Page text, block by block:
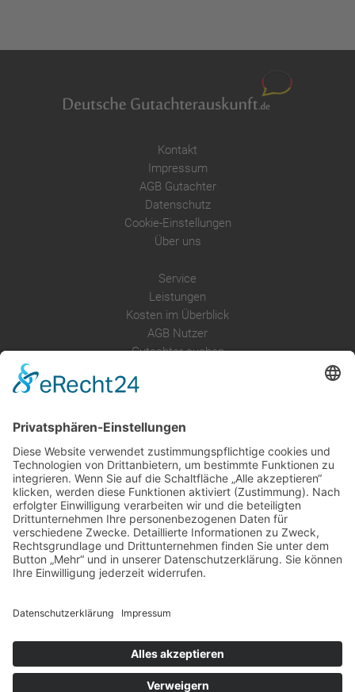
Kontakt
Impressum
AGB Gutachter
Datenschutz
Cookie-Einstellungen
Über uns
Service
Leistungen
Kosten im Überblick
AGB Nutzer
Gutachter suchen
Anfrage
Presse
Partner: Der DGuSV
als Gutachter eintragen
Infos für Suchende